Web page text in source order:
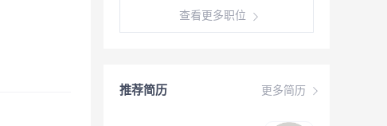
查看更多职位
更多简历
推荐简历